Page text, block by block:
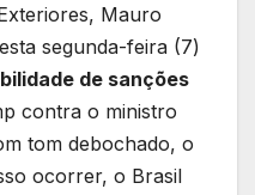
Mauro
segunda-feira (7)
de sanções
contra o ministro
tom debochado, o
ocorrer, o Brasil